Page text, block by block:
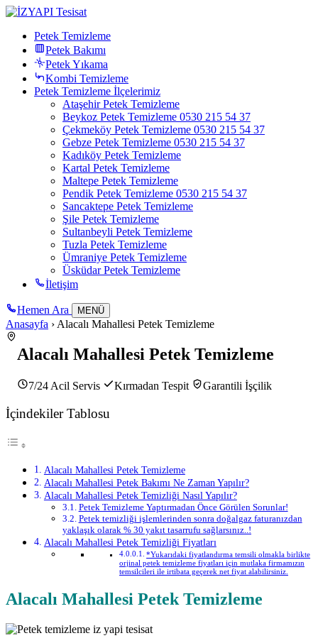
Petek Temizleme
Petek Bakımı
Petek Yıkama
Kombi Temizleme
Petek Temizleme İlçelerimiz
Ataşehir Petek Temizleme
Beykoz Petek Temizleme 0530 215 54 37
Çekmeköy Petek Temizleme 0530 215 54 37
Gebze Petek Temizleme 0530 215 54 37
Kadıköy Petek Temizleme
Kartal Petek Temizleme
Maltepe Petek Temizleme
Pendik Petek Temizleme 0530 215 54 37
Sancaktepe Petek Temizleme
Şile Petek Temizleme
Sultanbeyli Petek Temizleme
Tuzla Petek Temizleme
Ümraniye Petek Temizleme
Üsküdar Petek Temizleme
İletişim
Hemen Ara MENÜ
Anasayfa › Alacalı Mahallesi Petek Temizleme
Alacalı Mahallesi Petek Temizleme
7/24 Acil Servis Kırmadan Tespit Garantili İşçilik
İçindekiler Tablosu
Alacalı Mahallesi Petek Temizleme
Alacalı Mahallesi Petek Bakımı Ne Zaman Yapılır?
Alacalı Mahallesi Petek Temizliği Nasıl Yapılır?
Petek Temizleme Yaptırmadan Önce Görülen Sorunlar!
Petek temizliği işlemlerinden sonra doğalgaz faturanızdan
yaklaşık olarak % 30 yakıt tasarrufu sağlarsınız..!
Alacalı Mahallesi Petek Temizliği Fiyatları
*Yukarıdaki fiyatlandırma temsili olmakla birlikte
orjinal petek temizleme fiyatları için mutlaka firmamızın
temsilcileri ile irtibata geçerek net fiyat alabilirsiniz.
Alacalı Mahallesi Petek Temizleme